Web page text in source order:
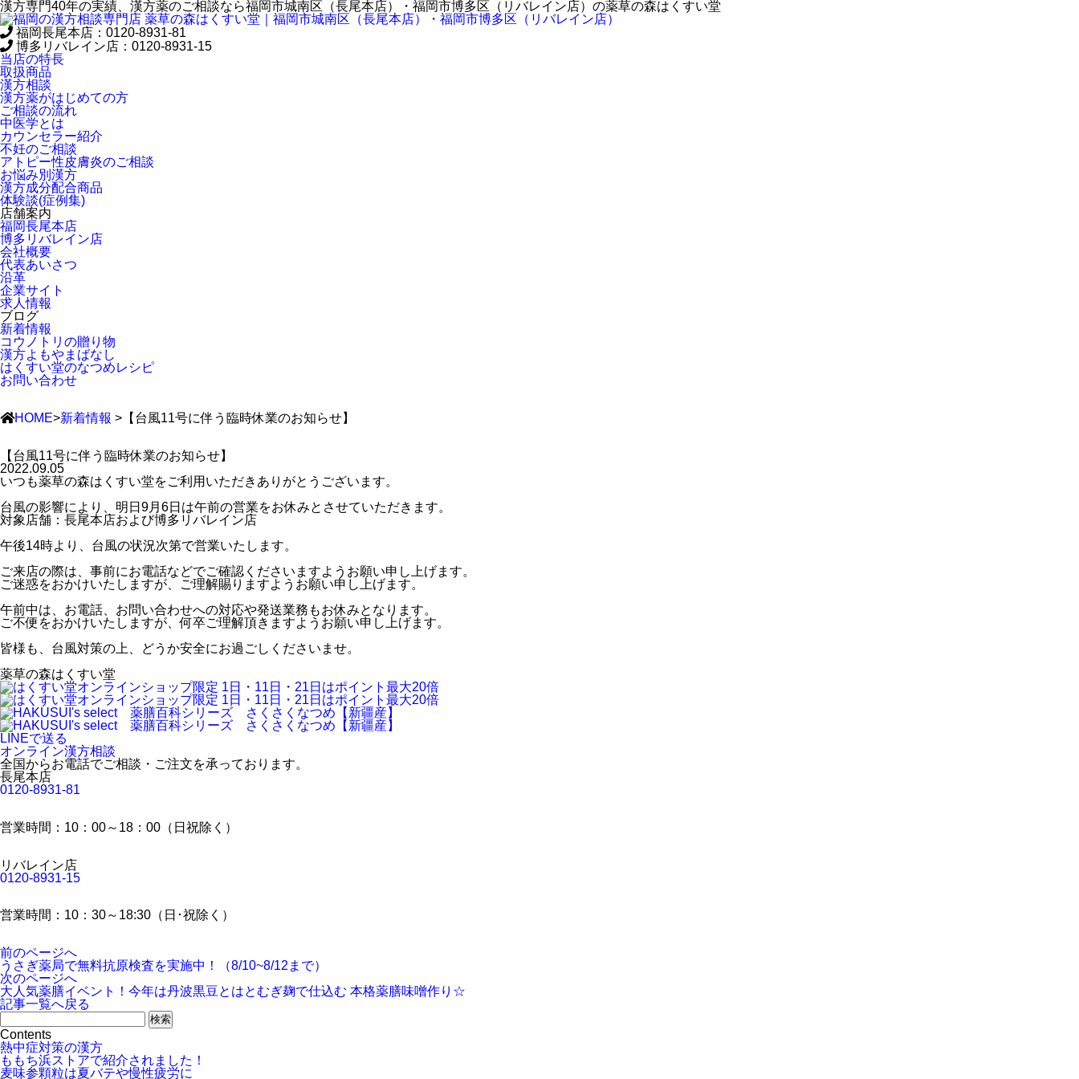
漢方専門40年の実績、漢方薬のご相談なら福岡市城南区（長尾本店）・福岡市博多区（リバレイン店）の薬草の森はくすい堂
福岡長尾本店： 0120-8931-81
博多リバレイン店： 0120-8931-15
当店の特長
取扱商品
漢方相談
漢方薬がはじめての方
ご相談の流れ
中医学とは
カウンセラー紹介
不妊のご相談
アトピー性皮膚炎のご相談
お悩み別漢方
漢方成分配合商品
体験談(症例集)
店舗案内
福岡長尾本店
博多リバレイン店
会社概要
代表あいさつ
沿革
企業サイト
求人情報
ブログ
新着情報
コウノトリの贈り物
漢方よもやまばなし
はくすい堂のなつめレシピ
お問い合わせ
HOME>新着情報 >【台風11号に伴う臨時休業のお知らせ】
【台風11号に伴う臨時休業のお知らせ】
2022.09.05
いつも薬草の森はくすい堂をご利用いただきありがとうございます。
台風の影響により、明日9月6日は午前の営業をお休みとさせていただきます。
対象店舗：長尾本店および博多リバレイン店
午後14時より、台風の状況次第で営業いたします。
ご来店の際は、事前にお電話などでご確認くださいますようお願い申し上げます。
ご迷惑をおかけいたしますが、ご理解賜りますようお願い申し上げます。
午前中は、お電話、お問い合わせへの対応や発送業務もお休みとなります。
ご不便をおかけいたしますが、何卒ご理解頂きますようお願い申し上げます。
皆様も、台風対策の上、どうか安全にお過ごしくださいませ。
薬草の森はくすい堂
LINEで送る
オンライン漢方相談
全国からお電話でご相談・ご注文を承っております。
長尾本店
0120-8931-81
営業時間：10：00～18：00（日祝除く）
リバレイン店
0120-8931-15
営業時間：10：30～18:30（日･祝除く）
前のページへ
うさぎ薬局で無料抗原検査を実施中！（8/10~8/12まで）
次のページへ
大人気薬膳イベント！今年は丹波黒豆とはとむぎ麹で仕込む 本格薬膳味噌作り☆
記事一覧へ戻る
Contents
熱中症対策の漢方
ももち浜ストアで紹介されました！
麦味参顆粒は夏バテや慢性疲労に